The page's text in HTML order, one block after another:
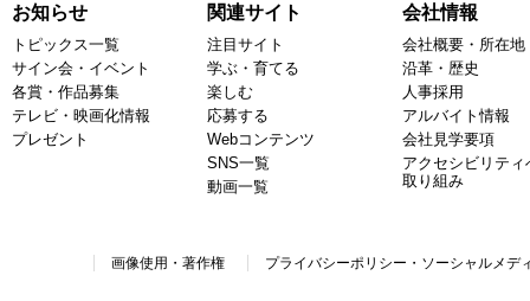
お知らせ
トピックス一覧
サイン会・イベント
各賞・作品募集
テレビ・映画化情報
プレゼント
関連サイト
注目サイト
学ぶ・育てる
楽しむ
応募する
Webコンテンツ
SNS一覧
動画一覧
会社情報
会社概要・所在地
沿革・歴史
人事採用
アルバイト情報
会社見学要項
アクセシビリティ
取り組み
画像使用・著作権 プライバシーポリシー・ソーシャルメデ